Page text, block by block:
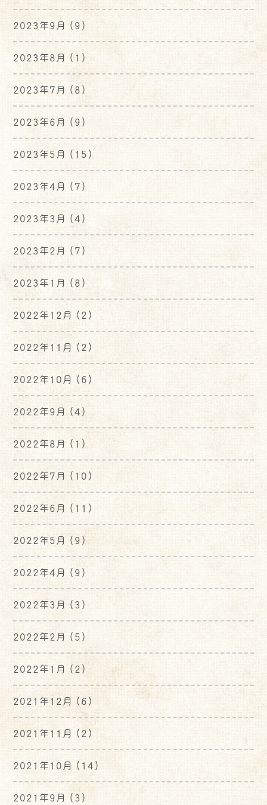
2023年9月 (9)
2023年8月 (1)
2023年7月 (8)
2023年6月 (9)
2023年5月 (15)
2023年4月 (7)
2023年3月 (4)
2023年2月 (7)
2023年1月 (8)
2022年12月 (2)
2022年11月 (2)
2022年10月 (6)
2022年9月(4)
2022年8月 (1)
2022年7月 (10)
2022年6月 (11)
2022年5月 (9)
2022年4月 (9)
2022年3月 (3)
2022年2月 (5)
2022年1月 (2)
2021年12月 (6)
2021年11月 (2)
2021年10月 (14)
2021年9月 (3)